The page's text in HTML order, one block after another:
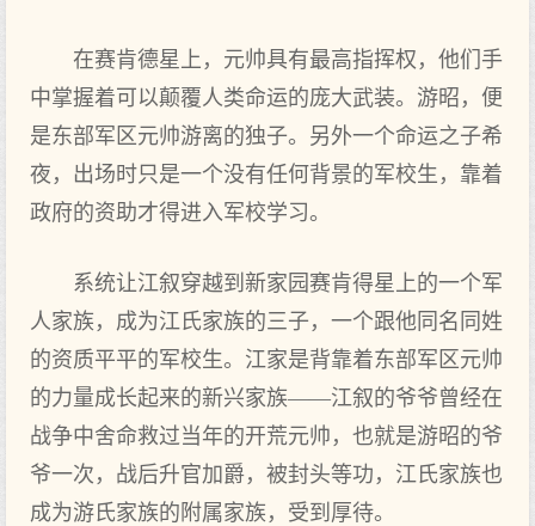
在赛肯德星上，元帅具有最高指挥权，他们手
中掌握着可以颠覆人类命运的庞大武装。游昭，便
是东部军区元帅游离的独子。另外一个命运之子希
夜，出场时只是一个没有任何背景的军校生，靠着
政府的资助才得进入军校学习。
系统让江叙穿越到新家园赛肯得星上的一个军
人家族，成为江氏家族的三子，一个跟他同名同姓
的资质平平的军校生。江家是背靠着东部军区元帅
的力量成长起来的新兴家族——江叙的爷爷曾经在
战争中舍命救过当年的开荒元帅，也就是游昭的爷
爷一次，战后升官加爵，被封头等功，江氏家族也
成为游氏家族的附属家族，受到厚待。